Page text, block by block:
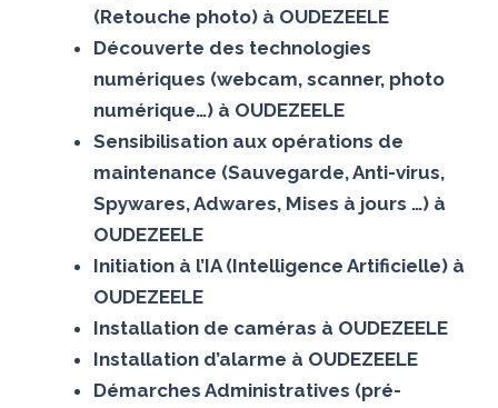
(Retouche photo) à OUDEZEELE
Découverte des technologies
numériques (webcam, scanner, photo
numérique…) à OUDEZEELE
Sensibilisation aux opérations de
maintenance (Sauvegarde, Anti-virus,
Spywares, Adwares, Mises à jours …) à
OUDEZEELE
Initiation à l’IA (Intelligence Artificielle) à
OUDEZEELE
Installation de caméras à OUDEZEELE
Installation d’alarme à OUDEZEELE
Démarches Administratives (pré-